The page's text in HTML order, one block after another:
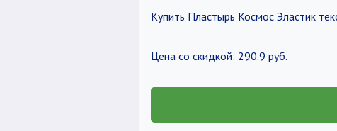
Купить Пластырь Космос Эластик
Цена со скидкой: 290.9 руб.